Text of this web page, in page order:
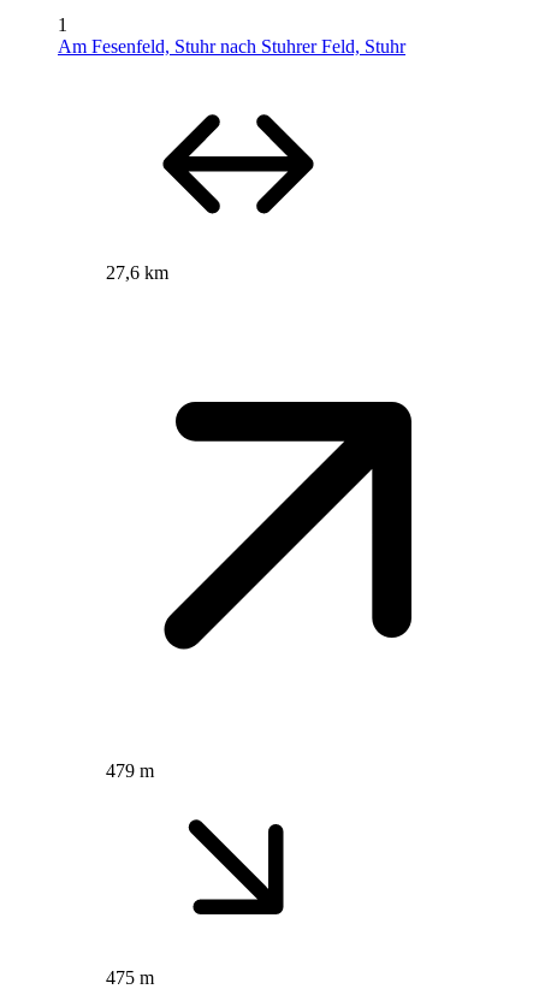
1
Am Fesenfeld, Stuhr nach Stuhrer Feld, Stuhr
27,6 km
479 m
475 m